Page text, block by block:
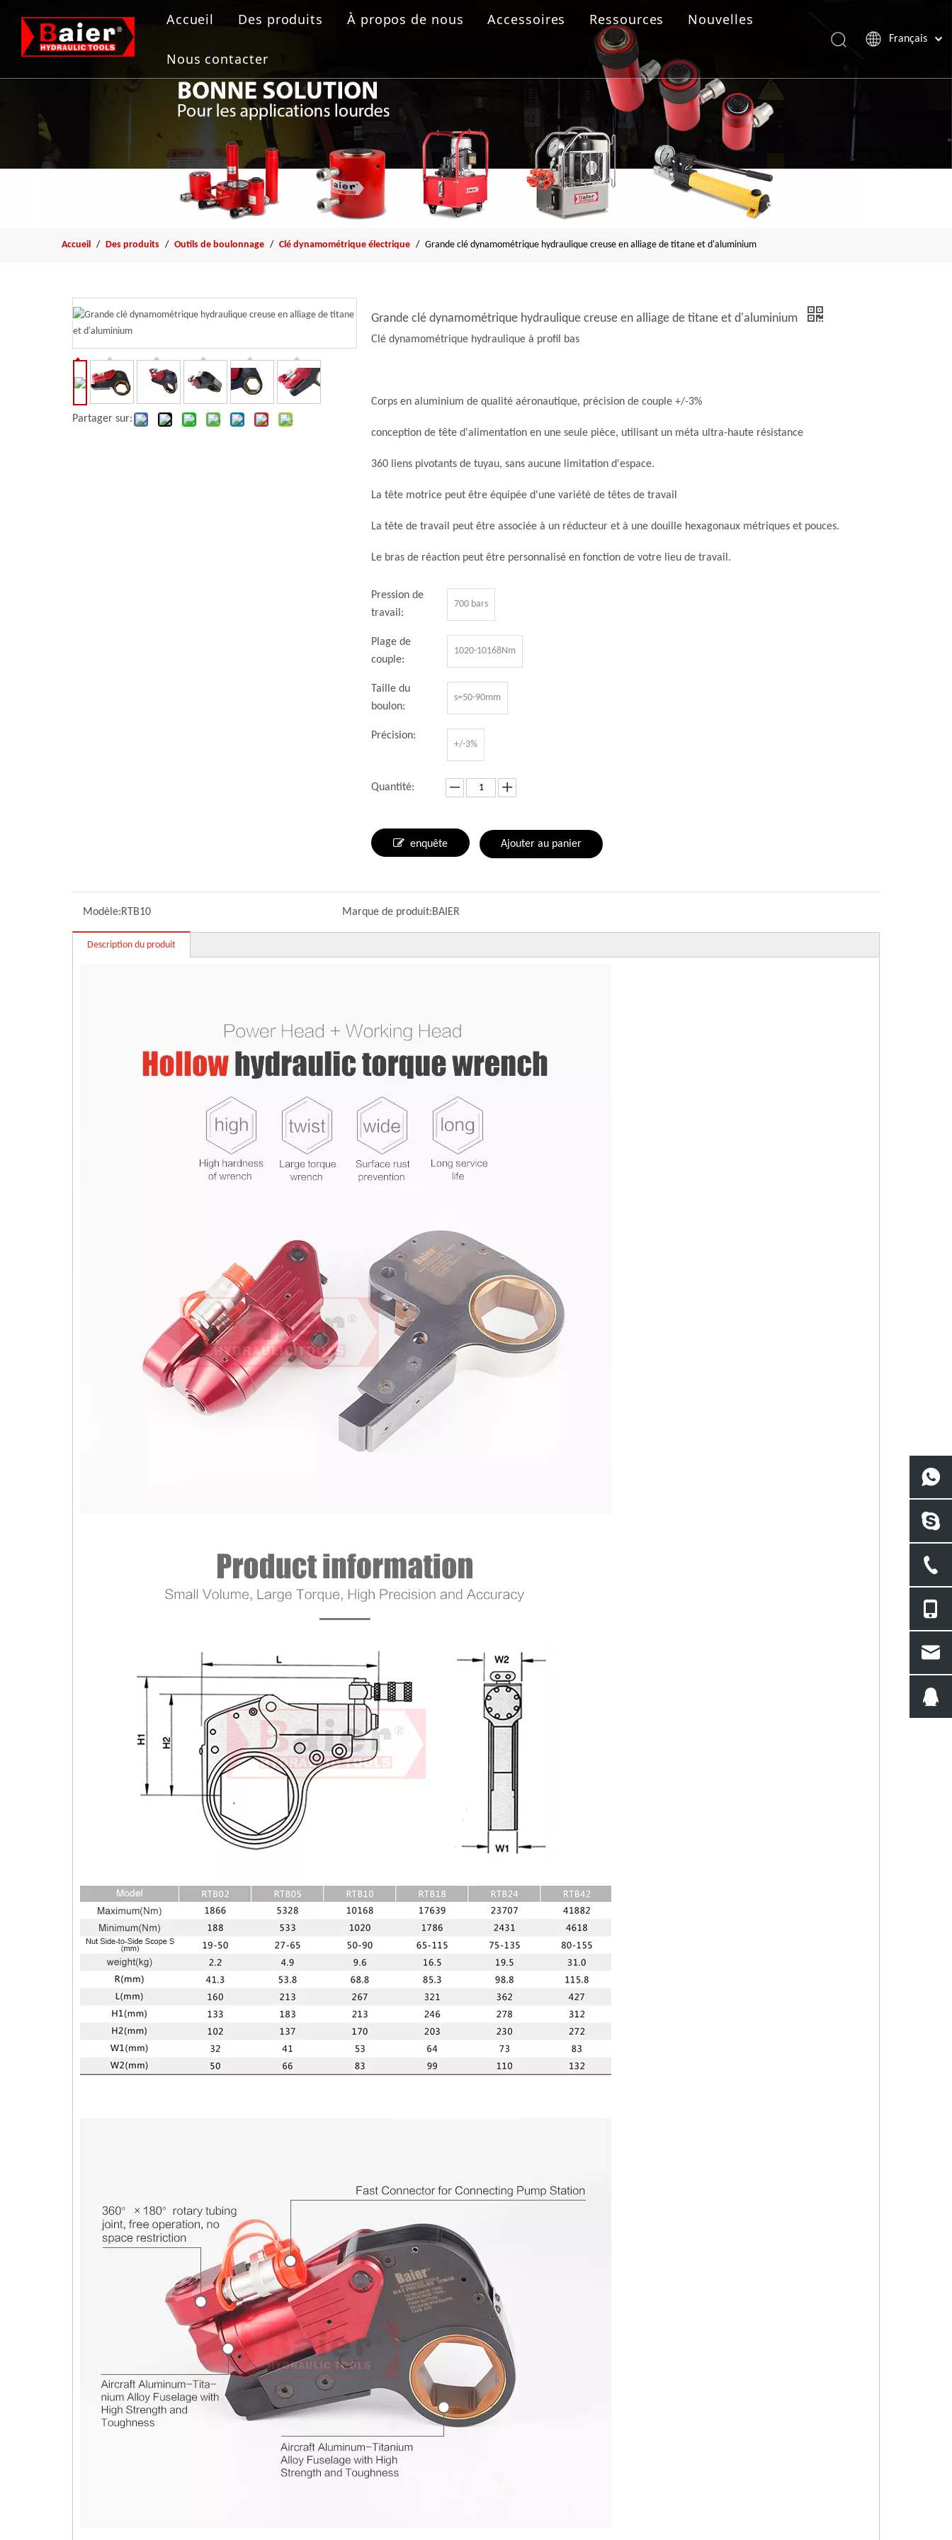
Accueil Des produits
Outils de boulonnage
Vérin hydraulique
Pompe hydrolique
Extracteur
Outil de bride
À propos de nous Accessoires Ressources Nouvelles
Nous contacter
Français
Español
Accueil / Des produits / Outils de boulonnage / Clé dynamométrique électrique / Grande clé dynamométrique hydraulique creuse en alliage de titane et d'aluminium
Partager sur:
Grande clé dynamométrique hydraulique creuse en alliage de titane et d'aluminium
Clé dynamométrique hydraulique à profil bas
Corps en aluminium de qualité aéronautique, précision de couple +/-3%
conception de tête d'alimentation en une seule pièce, utilisant un méta ultra-haute résistance
360 liens pivotants de tuyau, sans aucune limitation d'espace.
La tête motrice peut être équipée d'une variété de têtes de travail
La tête de travail peut être associée à un réducteur et à une douille hexagonaux métriques et pouces.
Le bras de réaction peut être personnalisé en fonction de votre lieu de travail.
Pression de
travail:
700 bars
Plage de
couple:
1020-10168Nm
Taille du
boulon:
s=50-90mm
Précision:
+/-3%
Quantité:
enquête Ajouter au panier
Modèle:RTB10 Marque de produit:BAIER
Description du produit